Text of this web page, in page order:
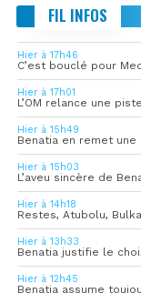
FIL INFOS
Hier à 17h46
C’est bouclé pour
Hier à 17h01
L’OM relance une
Hier à 15h49
Benatia en remet une
Hier à 15h03
L’aveu sincère de
Hier à 14h18
Hier à 13h33
Benatia justifie le
Hier à 12h45
Benatia assume